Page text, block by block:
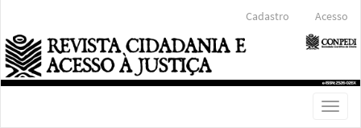
Conteúdo
principal
Barra
Lateral
Cadastro Acesso
Toggle